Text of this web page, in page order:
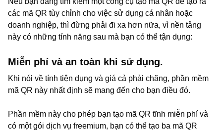
các mã QR tùy chỉnh cho việc sử dụng cá nhân hoặc
doanh nghiệp, thì đừng phải đi xa hơn nữa, vì nền tảng
này có những tính năng sau mà bạn có thể tận dụng:
Miễn phí và an toàn khi sử dụng.
Khi nói về tính tiện dụng và giá cả phải chăng, phần mềm
mã QR này nhất định sẽ mang đến cho bạn điều đó.
Phần mềm này cho phép bạn tạo mã QR tĩnh miễn phí và
có một gói dịch vụ freemium, bạn có thể tạo ba mã QR